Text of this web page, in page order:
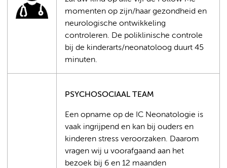
momenten op zijn/haar gezondheid en
neurologische ontwikkeling
controleren. De poliklinische controle
bij de kinderarts/neonatoloog duurt 45
minuten.
PSYCHOSOCIAAL TEAM
Een opname op de IC Neonatologie is
vaak ingrijpend en kan bij ouders en
kinderen stress veroorzaken. Daarom
vragen wij u voorafgaand aan het
bezoek bij 6 en 12 maanden